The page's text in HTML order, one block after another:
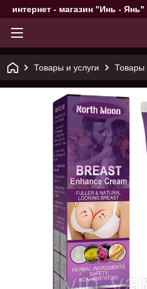
интернет - магазин "Инь - Янь"
Товары и услуги Товары